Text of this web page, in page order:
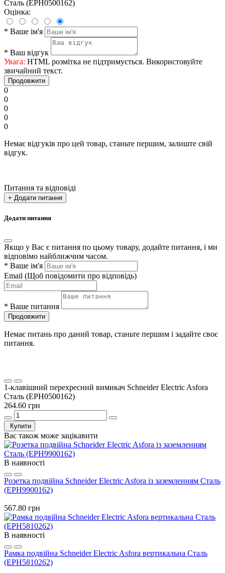
Сталь (EPH0500162)
Оцінка:
* Ваше ім'я
* Ваш відгук
Увага: HTML розмітка не підтримується. Використовуйте
звичайний текст.
Продовжити
0
0
0
0
0
Немає відгуків про цей товар, станьте першим, залиште свій
відгук.
Питання та відповіді
+ Додати питання
Додати питання
Якщо у Вас є питання по цьому товару, додайте питання, і ми
відповімо найближчим часом.
* Ваше ім'я
Email (Щоб повідомити про відповідь)
* Ваше питання
Продовжити
Немає питань про даний товар, станьте першим і задайте своє
питання.
1-клавішний перехресний вимикач Schneider Electric Asfora
Сталь (EPH0500162)
264.60 грн
Купити
Вас також може зацікавити
В наявності
Розетка подвійна Schneider Electric Asfora із заземленням Сталь
(EPH9900162)
567.80 грн
В наявності
Рамка подвійна Schneider Electric Asfora вертикальна Сталь
(EPH5810262)